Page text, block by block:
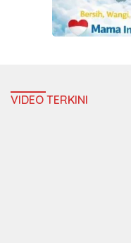
VIDEO TERKINI